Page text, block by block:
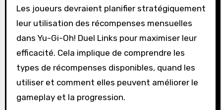
Les joueurs devraient planifier stratégiquement
leur utilisation des récompenses mensuelles
dans Yu-Gi-Oh! Duel Links pour maximiser leur
efficacité. Cela implique de comprendre les
types de récompenses disponibles, quand les
utiliser et comment elles peuvent améliorer le
gameplay et la progression.